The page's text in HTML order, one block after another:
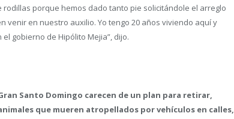
porque hemos dado tanto pie solicitándole el arreglo
venir en nuestro auxilio. Yo tengo 20 años viviendo aquí y
gobierno de Hipólito Mejia”, dijo.
Santo Domingo carecen de un plan para retirar,
que mueren atropellados por vehículos en calles,